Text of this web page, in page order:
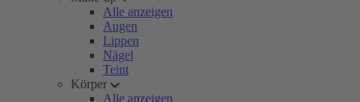
Alle anzeigen
Augen
Lippen
Nägel
Teint
Körper
Alle anzeigen